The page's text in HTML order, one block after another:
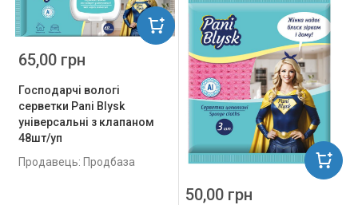
Господарчі вологі
серветки Pani Blysk
універсальні з клапаном
48шт/уп
Продавець: Продбаза
65,00 грн
50,00 грн